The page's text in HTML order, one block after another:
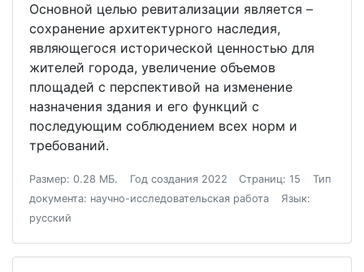
Основной целью ревитализации является –
сохранение архитектурного наследия,
являющегося исторической ценностью для
жителей города, увеличение объемов
площадей с перспективой на изменение
назначения здания и его функций с
последующим соблюдением всех норм и
требований.
Размер: 0.28 МБ. Год создания 2022 Страниц: 15
Тип
документа: научно-исследовательская работа
Язык:
русский